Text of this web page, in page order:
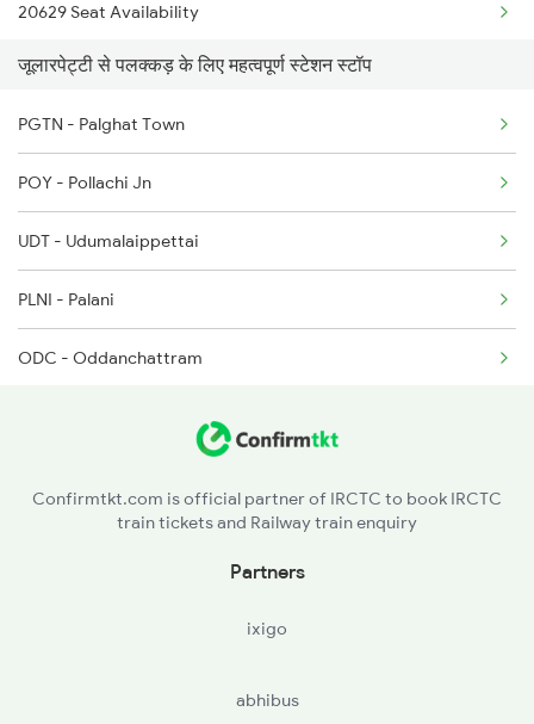
2409 Hte Ers Spl
2410 Ers Hte Exp
2475 Hsr Cbe Ac Spl
2476 Cbe Hsr Ac Exp
2507 Tvc Scl Express
20629 Seat Availability
12660 Seat Availability
12626 Seat Availability
18189 Seat Availability
22637 Seat Availability
17421 Seat Availability
12695 Seat Availability
जूलारपेट्टी से पलक्कड़ के लिए महत्वपूर्ण स्टेशन स्टॉप
PGTN - Palghat Town
POY - Pollachi Jn
UDT - Udumalaippettai
PLNI - Palani
ODC - Oddanchattram
MONR - Mohanur
Confirmtkt.com is official partner of IRCTC to book IRCTC
train tickets and Railway train enquiry
Partners
ixigo
abhibus